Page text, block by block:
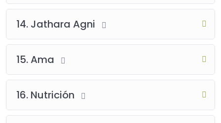
14. Jathara Agni
15. Ama
16. Nutrición